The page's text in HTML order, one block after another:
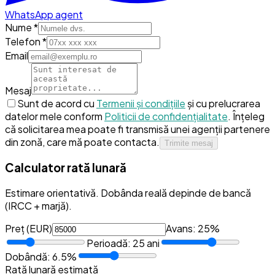
WhatsApp agent
Nume *
Telefon *
Email
Mesaj
Sunt de acord cu Termenii și condițiile și cu prelucrarea
datelor mele conform Politicii de confidențialitate. Înțeleg
că solicitarea mea poate fi transmisă unei agenții partenere
din zonă, care mă poate contacta.
Trimite mesaj
Calculator rată lunară
Estimare orientativă. Dobânda reală depinde de bancă
(IRCC + marjă).
Preț (EUR) Avans: 25%
Perioadă: 25ani
Dobândă: 6.5%
Rată lunară estimată